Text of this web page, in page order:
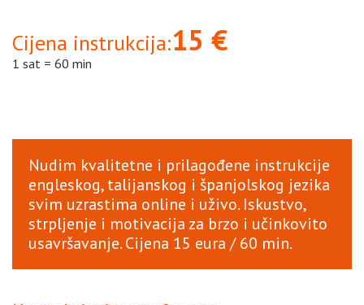
Cijena instrukcija:15 €
1 sat = 60 min
Nudim kvalitetne i prilagođene instrukcije
engleskog, talijanskog i španjolskog jezika
svim uzrastima online i uživo. Iskustvo,
strpljenje i motivacija za brzo i učinkovito
usavršavanje. Cijena 15 eura / 60 min.